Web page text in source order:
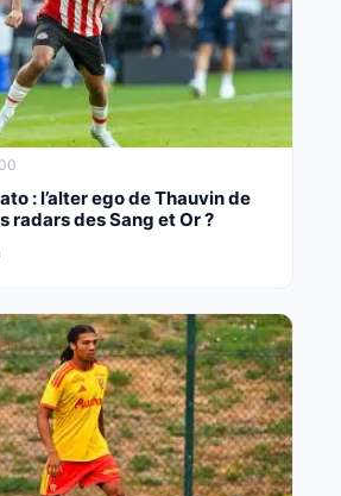
: l’alter ego de Thauvin de
radars des Sang et Or ?